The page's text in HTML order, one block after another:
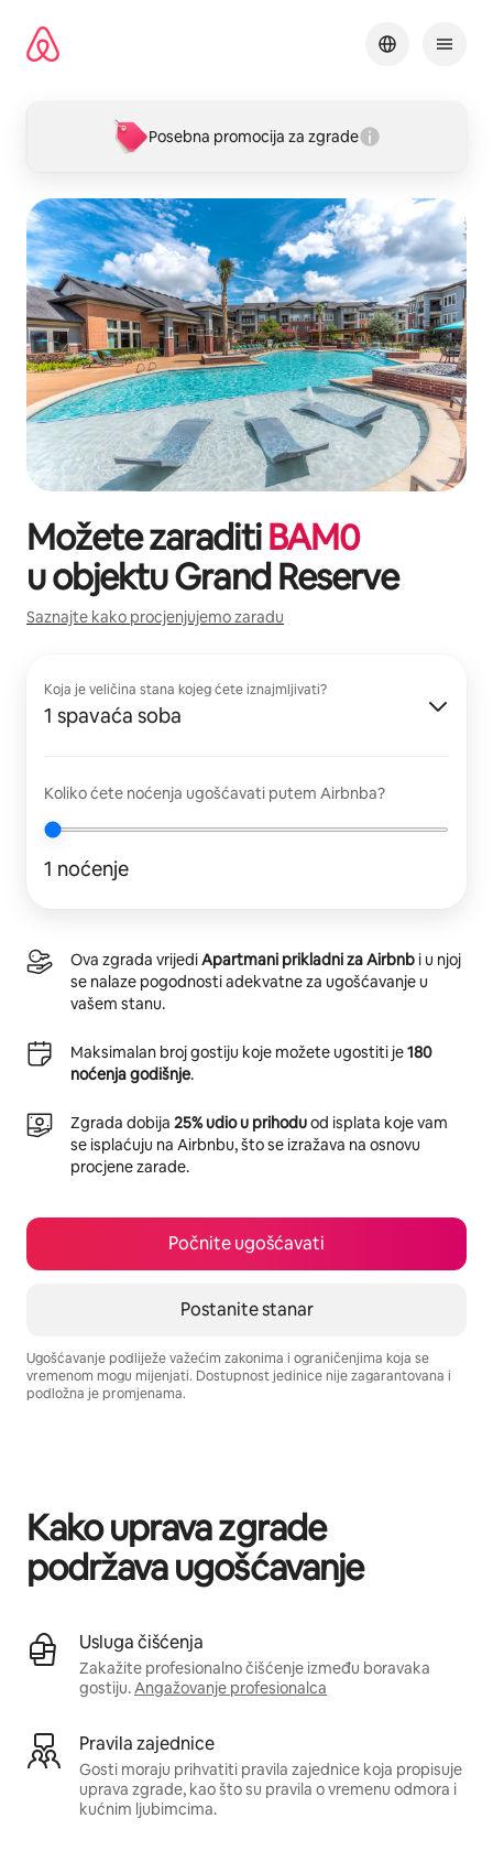
sadržaj
Posebna promocija za zgrade
Možete zaraditiBAM0
u objektuGrand Reserve
Saznajte kako procjenjujemo zaradu
Koja je veličina stana kojeg ćete iznajmljivati?
1 spavaća soba
Koliko ćete noćenja ugošćavati putem Airbnba?
1 noćenje
Ova zgrada vrijediApartmani prikladni za Airbnb i u njoj
se nalaze pogodnosti adekvatne za ugošćavanje u
vašem stanu.
Maksimalan broj gostiju koje možete ugostiti je180
noćenja godišnje.
Zgrada dobija 25% udio u prihoduod isplata koje vam
se isplaćuju na Airbnbu, što se izražava na osnovu
procjene zarade.
Počnite ugošćavati
Postanite stanar
Ugošćavanje podliježe važećim zakonima i ograničenjima koja se
vremenom mogu mijenjati. Dostupnost jedinice nije zagarantovana i
podložna je promjenama.
Kako uprava zgrade
podržava ugošćavanje
Usluga čišćenja
Zakažite profesionalno čišćenje između boravaka
gostiju.Angažovanje profesionalca
Pravila zajednice
Gosti moraju prihvatiti pravila zajednice koja propisuje
uprava zgrade, kao što su pravila o vremenu odmora i
kućnim ljubimcima.